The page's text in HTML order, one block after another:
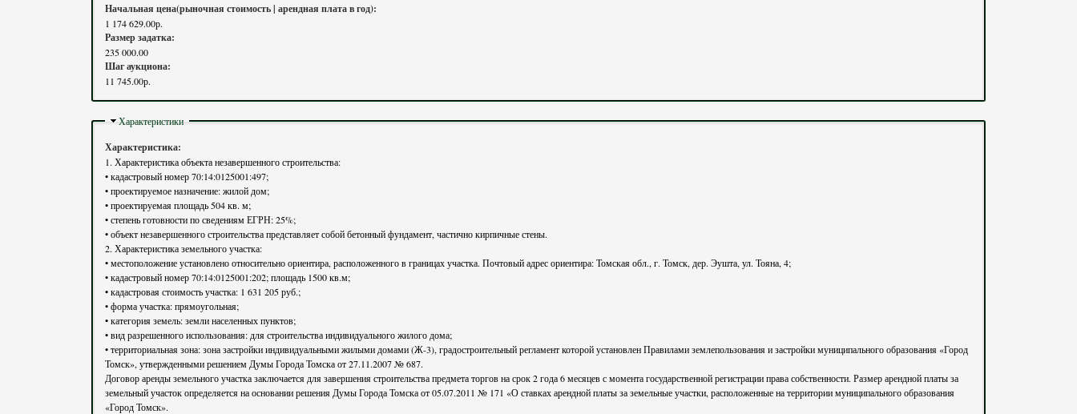
Начальная цена(рыночная стоимость | арендная плата в год):
1 174 629.00р.
Размер задатка:
235 000.00
Шаг аукциона:
11 745.00р.
Скрыть
Характеристики
Характеристика:
1. Характеристика объекта незавершенного строительства:
• кадастровый номер 70:14:0125001:497;
• проектируемое назначение: жилой дом;
• проектируемая площадь 504 кв. м;
• степень готовности по сведениям ЕГРН: 25%;
• объект незавершенного строительства представляет собой бетонный фундамент, частично кирпичные стены.
2. Характеристика земельного участка:
• местоположение установлено относительно ориентира, расположенного в границах участка. Почтовый адрес ориентира: Томская обл., г. Томск, дер. Эушта, ул. Тояна, 4;
• кадастровый номер 70:14:0125001:202; площадь 1500 кв.м;
• кадастровая стоимость участка: 1 631 205 руб.;
• форма участка: прямоугольная;
• категория земель: земли населенных пунктов;
• вид разрешенного использования: для строительства индивидуального жилого дома;
• территориальная зона: зона застройки индивидуальными жилыми домами (Ж-3), градостроительный регламент которой установлен Правилами землепользования и застройки муниципального образования «Город
Томск», утвержденными решением Думы Города Томска от 27.11.2007 № 687.
Договор аренды земельного участка заключается для завершения строительства предмета торгов на срок 2 года 6 месяцев с момента государственной регистрации права собственности. Размер арендной платы за
земельный участок определяется на основании решения Думы Города Томска от 05.07.2011 № 171 «О ставках арендной платы за земельные участки, расположенные на территории муниципального образования
«Город Томск».